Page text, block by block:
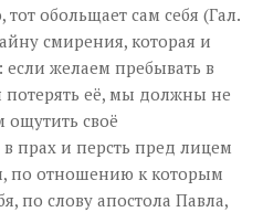
обольщает сам себя (Гал.
смирения, которая и
желаем пребывать в
потерять её, мы должны не
ощутить своё
прах и персть пред лицем
по отношению к которым
по слову апостола Павла,